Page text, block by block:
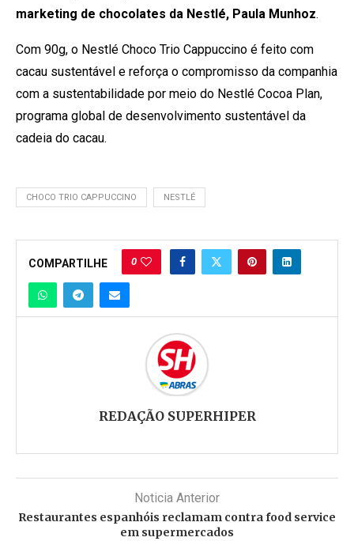
marketing de chocolates da Nestlé, Paula Munhoz.
Com 90g, o Nestlé Choco Trio Cappuccino é feito com
cacau sustentável e reforça o compromisso da companhia
com a sustentabilidade por meio do Nestlé Cocoa Plan,
programa global de desenvolvimento sustentável da
cadeia do cacau.
CHOCO TRIO CAPPUCCINO NESTLÉ
COMPARTILHE 0
REDAÇÃO SUPERHIPER
Noticia Anterior
Restaurantes espanhóis reclamam contra food service
em supermercados